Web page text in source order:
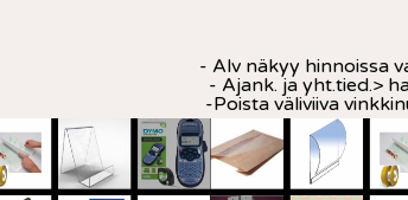
- Alv näkyy hinnoissa
- Ajank. ja yht.tied.>
-Poista väliviiva